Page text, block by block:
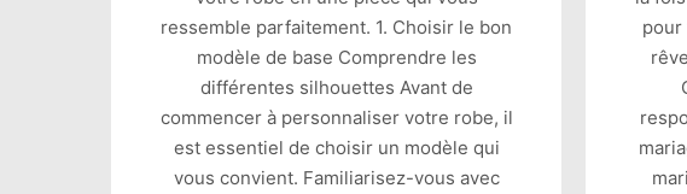
ressemble parfaitement. 1. Choisir le bon
modèle de base Comprendre les
différentes silhouettes Avant de
commencer à personnaliser votre robe, il
est essentiel de choisir un modèle qui
vous convient. Familiarisez-vous avec
pour